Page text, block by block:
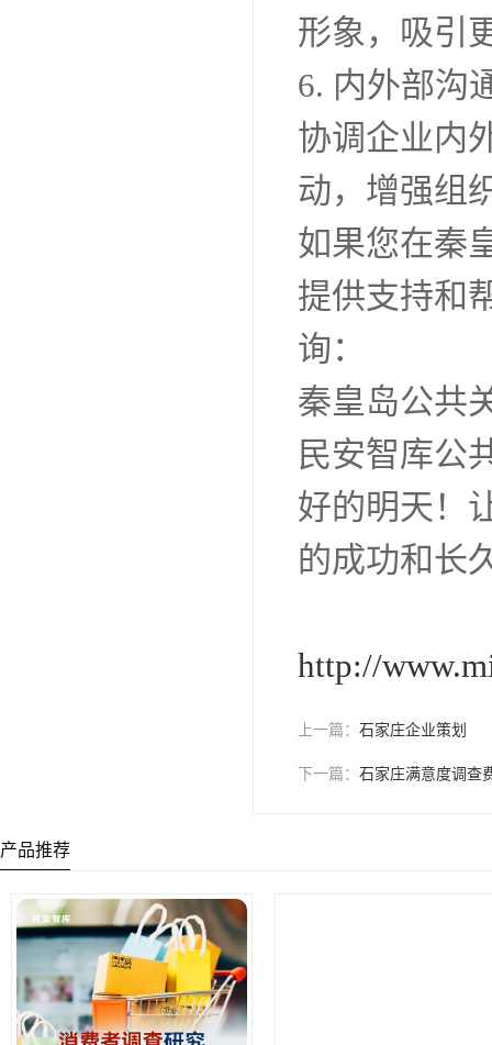
形象，吸引
6. 内外部沟
协调企业内
动，增强组
如果您在秦
提供支持和
询：
秦皇岛公共
民安智库公
好的明天！
的成功和长
http://
上一篇： 石家庄企业策划
下一篇： 石家庄满意度调查
产品推荐